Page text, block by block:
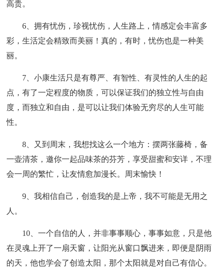
高贵。
6、拥有忧伤，珍视忧伤，人生路上，情感定会丰富多
彩，生活定会精致而美丽！真的，有时，忧伤也是一种美
丽。
7、小康生活只是有尊严、有智性、有灵性的人生的起
点，有了一定程度的物质，可以保证我们的独立性与自由
度，而独立和自由，是可以让我们体验无穷尽的人生可能
性。
8、又到周末，我想找这么一个地方：摆两张藤椅，备
一壶清茶，邀你一起品味茶的芬芳，享受甜蜜和安详，不理
会一周的繁忙，让友情愈加漫长。周末愉快！
9、我相信自己，创造我的是上帝，我不可能是无用之
人。
10、一个自信的人，并非事事顺心，事事如意，只是他
在灵魂上开了一扇天窗，让阳光从窗口飘进来，即便是阴雨
的天，他也学会了创造太阳，那个太阳就是对自己有信心。